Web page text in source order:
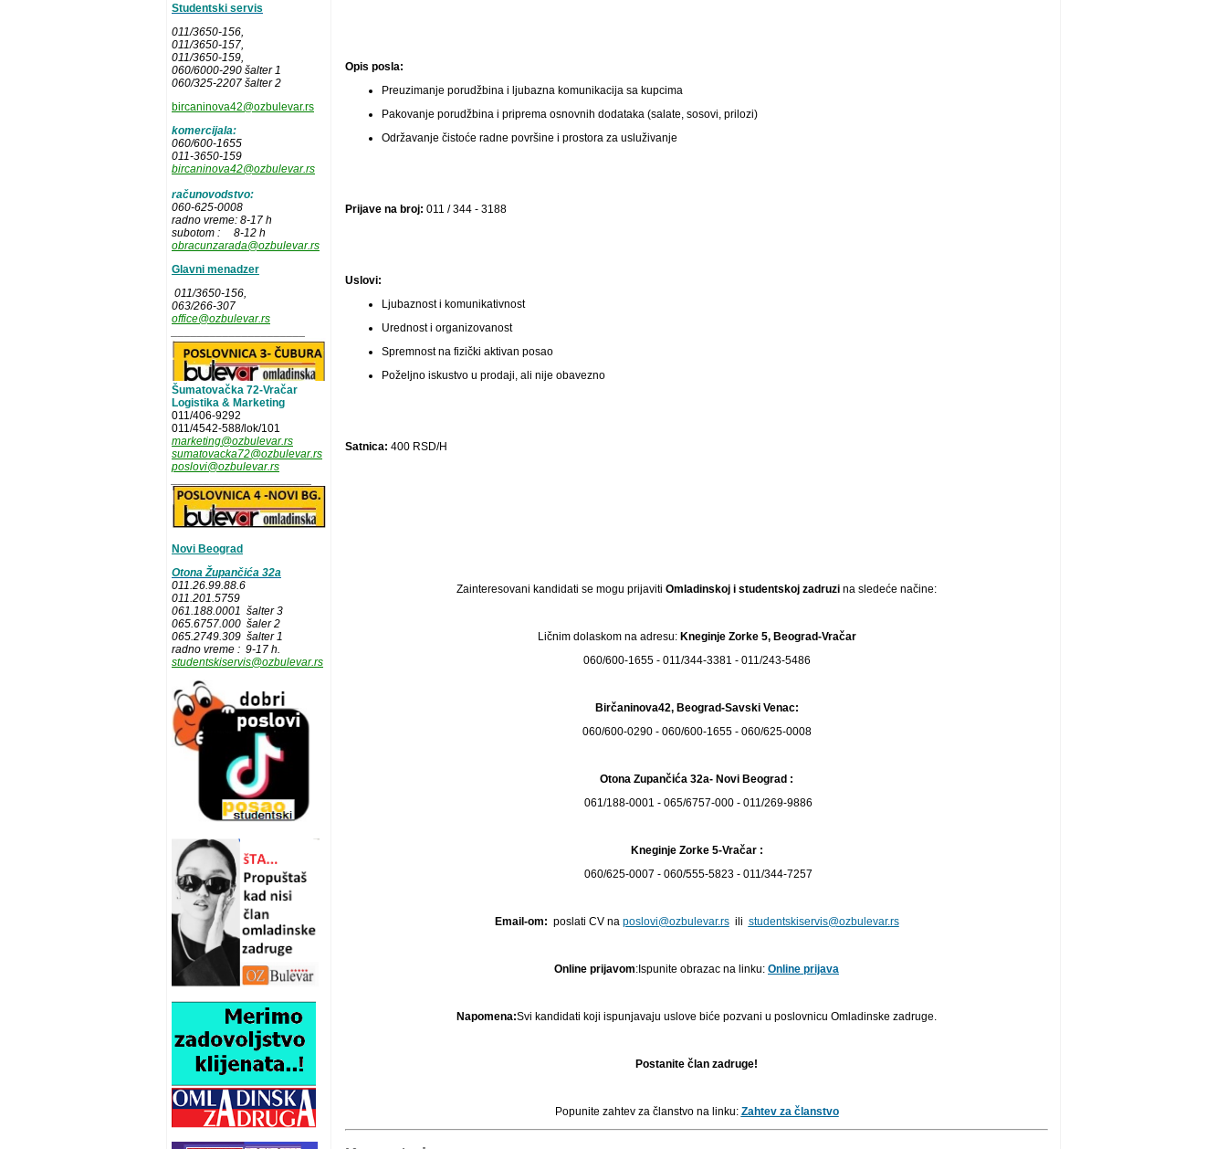
Studentski servis
011/3650-156,
011/3650-157,
011/3650-159,
060/6000-290 šalter 1
060/325-2207 šalter 2
bircaninova42@ozbulevar.rs
komercijala:
060/600-1655
011-3650-159
bircaninova42@ozbulevar.rs
računovodstvo:
060-625-0008
radno vreme: 8-17 h
subotom : 8-12 h
obracunzarada@ozbulevar.rs
Glavni menadzer
011/3650-156,
063/266-307
office@ozbulevar.rs
Šumatovačka 72-Vračar
Logistika & Marketing
011/406-9292
011/4542-588/lok/101
marketing@ozbulevar.rs
sumatovacka72@ozbulevar.rs
poslovi@ozbulevar.rs
Novi Beograd
Otona Župančića 32a
011.26.99.88.6
011.201.5759
061.188.0001 šalter 3
065.6757.000 šaler 2
065.2749.309 šalter 1
radno vreme : 9-17 h.
studentskiservis@ozbulevar.rs
Opis posla:
Preuzimanje porudžbina i ljubazna komunikacija sa kupcima
Pakovanje porudžbina i priprema osnovnih dodataka (salate, sosovi, prilozi)
Održavanje čistoće radne površine i prostora za usluživanje
Prijave na broj: 011 / 344 - 3188
Uslovi:
Ljubaznost i komunikativnost
Urednost i organizovanost
Spremnost na fizički aktivan posao
Poželjno iskustvo u prodaji, ali nije obavezno
Satnica: 400 RSD/H
Zainteresovani kandidati se mogu prijaviti Omladinskoj i studentskoj zadruzi na sledeće načine:
Ličnim dolaskom na adresu: Kneginje Zorke 5, Beograd-Vračar
060/600-1655 - 011/344-3381 - 011/243-5486
Birčaninova42, Beograd-Savski Venac:
060/600-0290 - 060/600-1655 - 060/625-0008
Otona Zupančića 32a- Novi Beograd :
061/188-0001 - 065/6757-000 - 011/269-9886
Kneginje Zorke 5-Vračar :
060/625-0007 - 060/555-5823 - 011/344-7257
Email-om: poslati CV na poslovi@ozbulevar.rsili studentskiservis@ozbulevar.rs
Online prijavom:Ispunite obrazac na linku: Online prijava
Napomena:Svi kandidati koji ispunjavaju uslove biće pozvani u poslovnicu Omladinske zadruge.
Postanite član zadruge!
Popunite zahtev za članstvo na linku: Zahtev za članstvo